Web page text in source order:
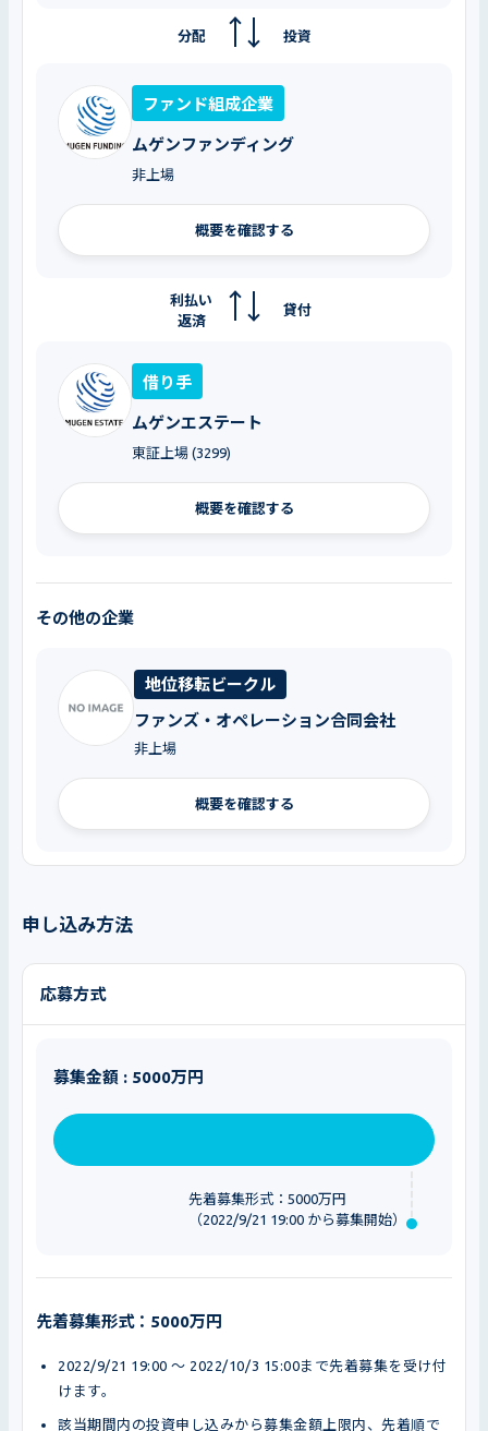
投資
分配
ファンド組成企業
ムゲンファンディング
非上場
概要を確認する
貸付
利払い
返済
借り手
ムゲンエステート
東証上場 (3299)
概要を確認する
その他の企業
地位移転ビークル
ファンズ・オペレーション合同会社
非上場
概要を確認する
申し込み方法
応募方式
募集金額 : 5000万円
先着募集形式：5000万円
（2022/9/21 19:00 から募集開始）
先着募集形式：5000万円
2022/9/21 19:00 〜 2022/10/3 15:00まで先着募集を受け付
けます。
該当期間内の投資申し込みから募集金額上限内、先着順で